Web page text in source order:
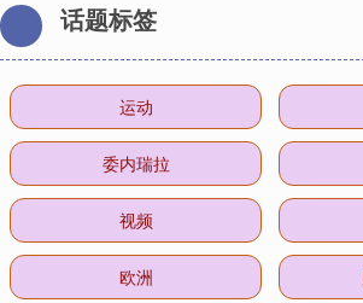
话题标签
运动
委内瑞拉
视频
欧洲